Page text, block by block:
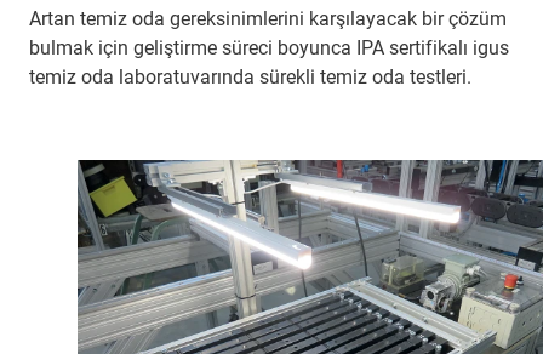
Artan temiz oda gereksinimlerini karşılayacak bir çözüm
bulmak için geliştirme süreci boyunca IPA sertifikalı igus
temiz oda laboratuvarında sürekli temiz oda testleri.